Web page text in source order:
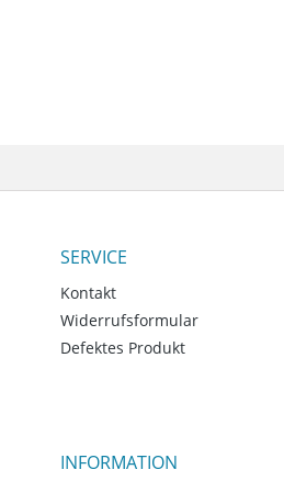
SERVICE
Kontakt
Widerrufsformular
Defektes Produkt
INFORMATION